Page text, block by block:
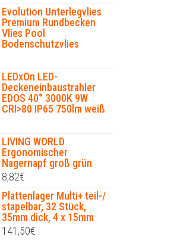
Evolution Unterlegvlies
Premium Rundbecken
Vlies Pool
Bodenschutzvlies
LEDxOn LED-
Deckeneinbaustrahler
EDOS 40° 3000K 9W
CRI>80 IP65 750lm weiß
LIVING WORLD
Ergonomischer
Nagernapf groß grün
8,82€
Plattenlager Multi+ teil-/
stapelbar, 32 Stück,
35mm dick, 4 x 15mm
141,50€